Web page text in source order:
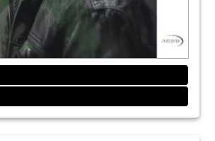
Milos Miladinov
bei akutem Zahnverlust
Kieferkammverbreiterung